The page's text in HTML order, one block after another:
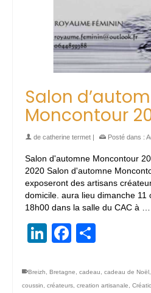
Salon
Moncontour
de catherine termet | Posté dans :
Salon d'automne Moncontour
2020 Salon d'automne
exposeront des artisans
domicile. aura lieu dimanche 11
18h00 dans la salle du CAC à …
LinkedIn
Facebook
Breizh Bretagne cadeau cadeau de Noël
coussin
créateurs creation artisanale